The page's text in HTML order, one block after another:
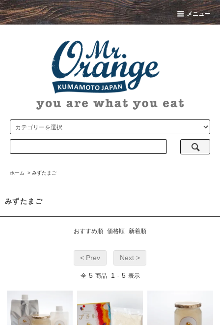
メニュー
ホーム > みずたまご
みずたまご
おすすめ順 価格順 新着順
< Prev Next >
全 5 商品 1 - 5 表示